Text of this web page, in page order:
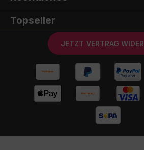
Topseller
JETZT VERTRAG